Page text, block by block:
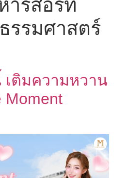
ารีสอร์ท
รรมศาสตร์
เติมความหวาน
Moment